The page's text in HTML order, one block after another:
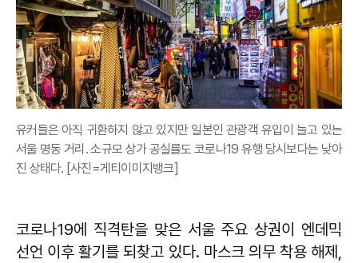
유커들은 아직 귀환하지 않고 있지만 일본인 관광객 유입이 늘고 있는
서울 명동 거리. 소규모 상가 공실률도 코로나19 유행 당시보다는 낮아
진 상태다. [사진=게티이미지뱅크]
코로나19에 직격탄을 맞은 서울 주요 상권이 엔데믹
선언 이후 활기를 되찾고 있다. 마스크 의무 착용 해제,